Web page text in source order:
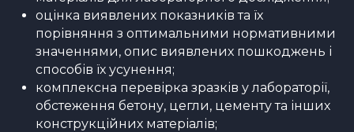
оцінка виявлених показників та їх
порівняння з оптимальними нормативними
значеннями, опис виявлених пошкоджень і
способів їх усунення;
комплексна перевірка зразків у лабораторії,
обстеження бетону, цегли, цементу та інших
конструкційних матеріалів;